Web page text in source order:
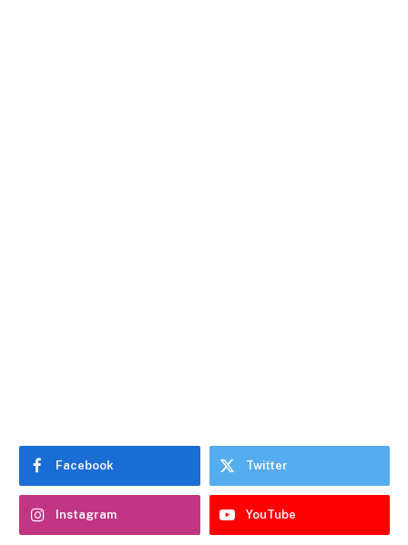
Facebook Twitter
Instagram YouTube